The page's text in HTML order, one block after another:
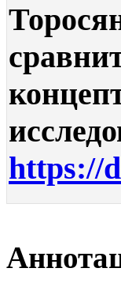
https://